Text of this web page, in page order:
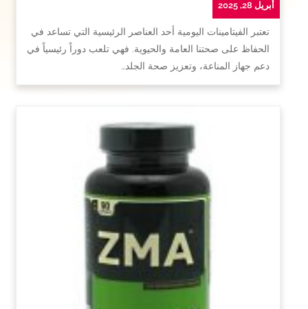
أبريل 28, 2025
تعتبر الفيتامينات اليومية أحد العناصر الرئيسية التي تساعد في
الحفاظ على صحتنا العامة والحيوية. فهي تلعب دوراً رئيسياً في
دعم جهاز المناعة، وتعزيز صحة الجلد…